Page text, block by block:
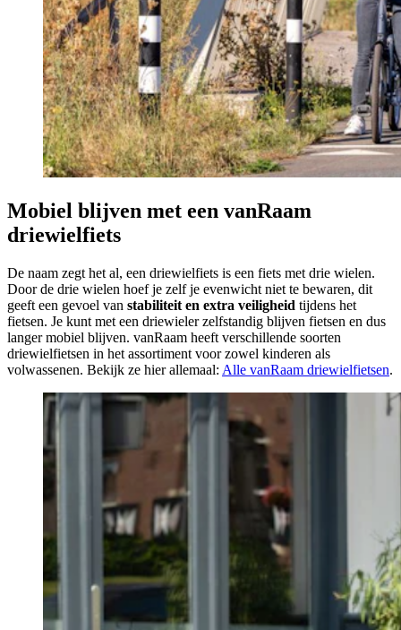
Mobiel blijven met een vanRaam
driewielfiets
De naam zegt het al, een driewielfiets is een fiets met drie wielen.
Door de drie wielen hoef je zelf je evenwicht niet te bewaren, dit
geeft een gevoel van stabiliteit en extra veiligheid tijdens het
fietsen. Je kunt met een driewieler zelfstandig blijven fietsen en dus
langer mobiel blijven. vanRaam heeft verschillende soorten
driewielfietsen in het assortiment voor zowel kinderen als
volwassenen. Bekijk ze hier allemaal: Alle vanRaam driewielfietsen.